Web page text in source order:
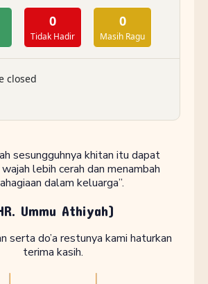
0
Tidak Hadir
0
Masih Ragu
closed
sesungguhnya khitan itu dapat
lebih cerah dan menambah
dalam keluarga”.
Ummu Athiyah)
serta do’a restunya kami haturkan
terima kasih.